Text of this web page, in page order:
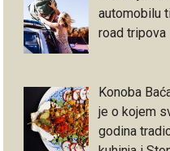
automobilu
road tripova
Konoba
je o kojem
godina